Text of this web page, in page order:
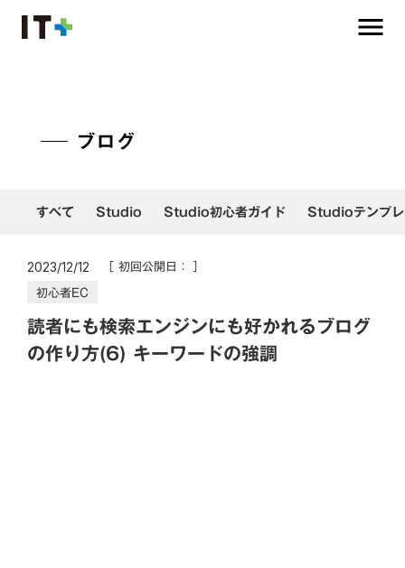
menu
ブログ
すべて Studio Studio初心者ガイド Studioテンプ
2023/12/12 ［ 初回公開日： ］
初心者EC
読者にも検索エンジンにも好かれるブログ
の作り方(6) キーワードの強調